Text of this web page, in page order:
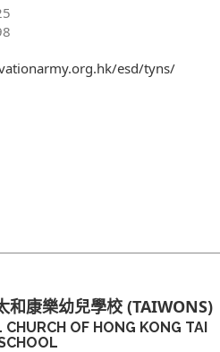
esd/tyns/
和康樂幼兒學校 (TAIWONS)
CHURCH OF HONG KONG TAI